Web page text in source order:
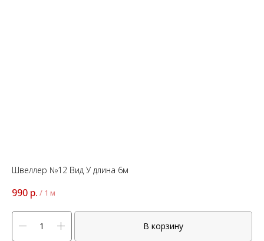
Швеллер №12 Вид У длина 6м
990 р. / 1 м
В корзину